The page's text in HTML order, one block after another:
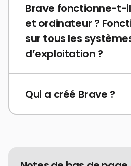
Brave fonctionne-t-
et ordinateur ?
sur tous les
d’exploitation ?
Qui a créé Brave ?